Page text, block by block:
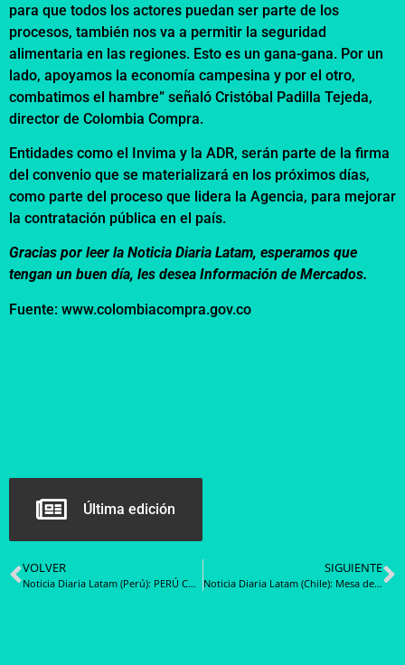
para que todos los actores puedan ser parte de los
procesos, también nos va a permitir la seguridad
alimentaria en las regiones. Esto es un gana-gana. Por un
lado, apoyamos la economía campesina y por el otro,
combatimos el hambre” señaló Cristóbal Padilla Tejeda,
director de Colombia Compra.
Entidades como el Invima y la ADR, serán parte de la firma
del convenio que se materializará en los próximos días,
como parte del proceso que lidera la Agencia, para mejorar
la contratación pública en el país.
Gracias por leer la Noticia Diaria Latam, esperamos que
tengan un buen día, les desea Información de Mercados.
Fuente: www.colombiacompra.gov.co
Última edición
VOLVER
Noticia Diaria Latam (Perú): PERÚ COMPRAS: nuevas modalidades de compra y mayor participación de proveedores en los Catálogos Electrónicos
SIGUIENTE
Noticia Diaria Latam (Chile): Mesa de Datos inicia sesiones 2025 con nuevos desarrollos tecnológicos y llamado a la co-creación junto con la sociedad civil